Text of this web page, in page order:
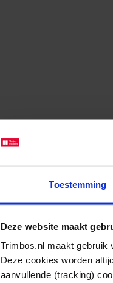
Toestemming
Deze website maakt
Trimbos.nl maakt gebruik
Deze cookies worden
aanvullende (tracking)